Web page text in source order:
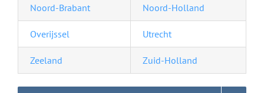
Noord-Brabant Noord-Holland
Overijssel Utrecht
Zeeland Zuid-Holland